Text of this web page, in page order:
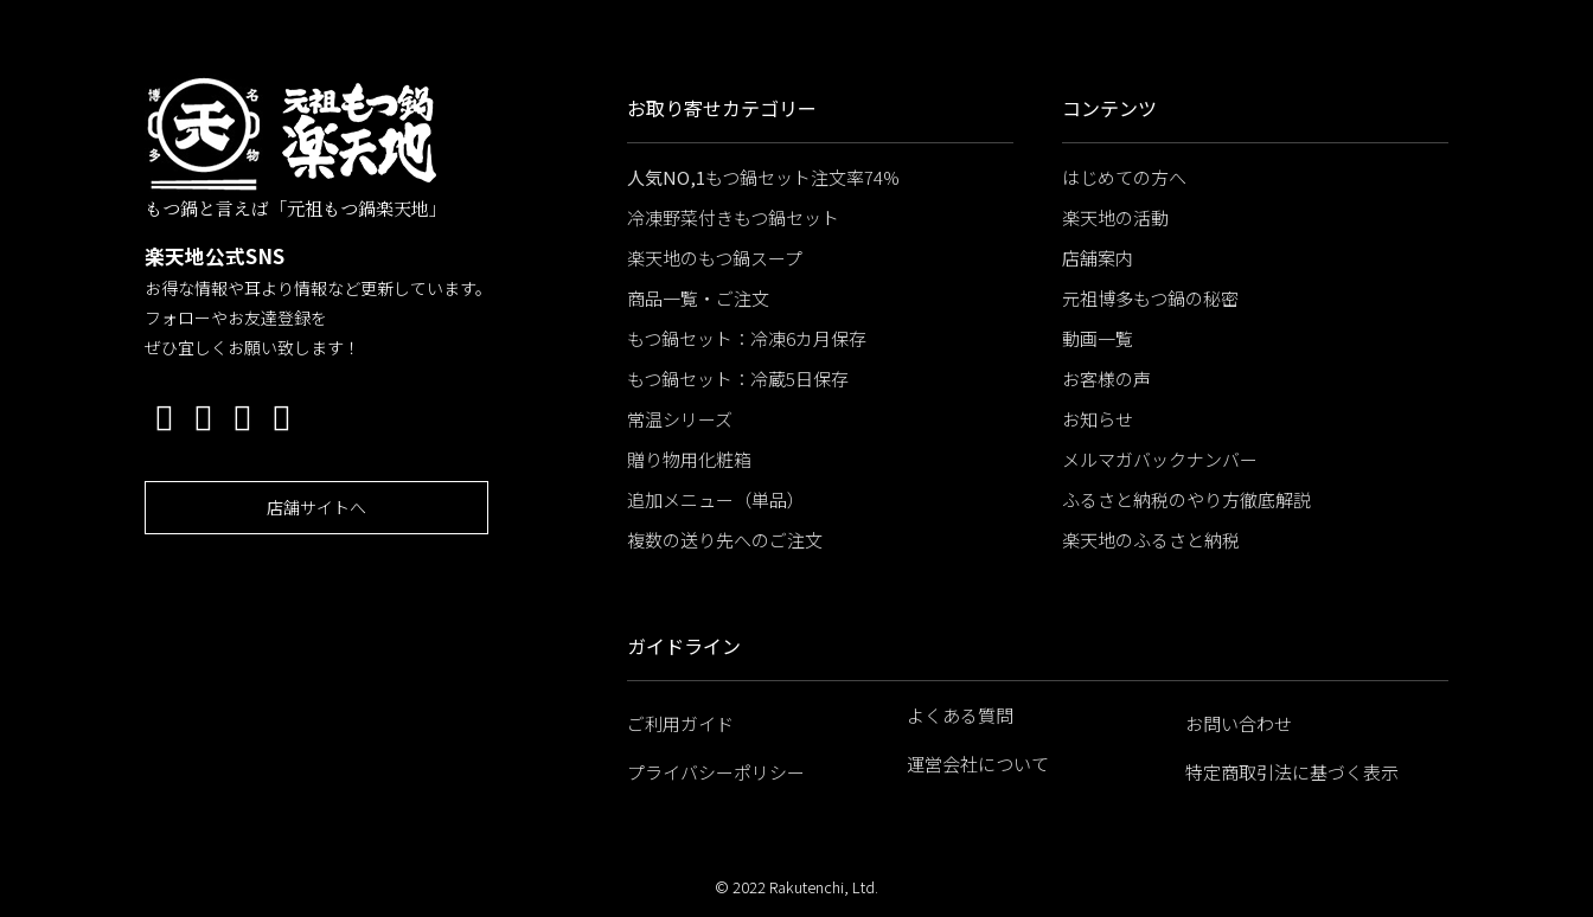
もつ鍋と言えば「元祖もつ鍋楽天地」
楽天地公式SNS
お得な情報や耳より情報など更新しています。
フォローやお友達登録を
ぜひ宜しくお願い致します！
店舗サイトへ
お取り寄せカテゴリー
人気NO,1もつ鍋セット注文率74%
冷凍野菜付きもつ鍋セット
楽天地のもつ鍋スープ
商品一覧・ご注文
もつ鍋セット：冷凍6カ月保存
もつ鍋セット：冷蔵5日保存
常温シリーズ
贈り物用化粧箱
追加メニュー（単品）
複数の送り先へのご注文
コンテンツ
はじめての方へ
楽天地の活動
店舗案内
元祖博多もつ鍋の秘密
動画一覧
お客様の声
お知らせ
メルマガバックナンバー
ふるさと納税のやり方徹底解説
楽天地のふるさと納税
ガイドライン
ご利用ガイド よくある質問
お問い合わせ
プライバシーポリシー
運営会社について 特定商取引法に基づく表示
© 2022 Rakutenchi, Ltd.